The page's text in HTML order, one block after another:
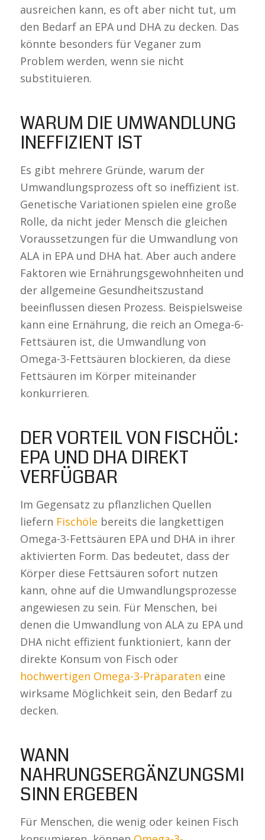
ausreichen kann, es oft aber nicht tut, um
den Bedarf an EPA und DHA zu decken. Das
könnte besonders für Veganer zum
Problem werden, wenn sie nicht
substituieren.
WARUM DIE UMWANDLUNG
INEFFIZIENT IST
Es gibt mehrere Gründe, warum der
Umwandlungsprozess oft so ineffizient ist.
Genetische Variationen spielen eine große
Rolle, da nicht jeder Mensch die gleichen
Voraussetzungen für die Umwandlung von
ALA in EPA und DHA hat. Aber auch andere
Faktoren wie Ernährungsgewohnheiten und
der allgemeine Gesundheitszustand
beeinflussen diesen Prozess. Beispielsweise
kann eine Ernährung, die reich an Omega-6-
Fettsäuren ist, die Umwandlung von
Omega-3-Fettsäuren blockieren, da diese
Fettsäuren im Körper miteinander
konkurrieren.
DER VORTEIL VON FISCHÖL:
EPA UND DHA DIREKT
VERFÜGBAR
Im Gegensatz zu pflanzlichen Quellen
liefern Fischöle bereits die langkettigen
Omega-3-Fettsäuren EPA und DHA in ihrer
aktivierten Form. Das bedeutet, dass der
Körper diese Fettsäuren sofort nutzen
kann, ohne auf die Umwandlungsprozesse
angewiesen zu sein. Für Menschen, bei
denen die Umwandlung von ALA zu EPA und
DHA nicht effizient funktioniert, kann der
direkte Konsum von Fisch oder
hochwertigen Omega-3-Präparaten eine
wirksame Möglichkeit sein, den Bedarf zu
decken.
WANN
SINN ERGEBEN
Für Menschen, die wenig oder keinen Fisch